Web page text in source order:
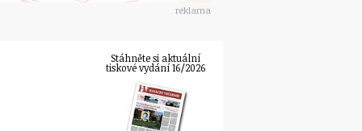
reklama
Stáhněte si aktuální
tiskové vydání 16/2026